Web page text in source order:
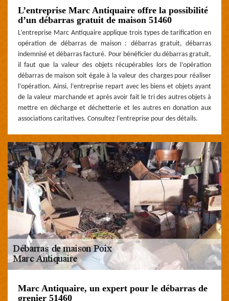
L’entreprise Marc Antiquaire offre la possibilité
d’un débarras gratuit de maison 51460
L’entreprise Marc Antiquaire applique trois types de tarification en
opération de débarras de maison : débarras gratuit, débarras
indemnisé et débarras facturé. Pour bénéficier du débarras gratuit,
il faut que la valeur des objets récupérables lors de l’opération
débarras de maison soit égale à la valeur des charges pour réaliser
l’opération. Ainsi, l’entreprise repart avec les biens et objets ayant
de la valeur marchande et après avoir fait le tri des autres objets à
mettre en décharge et déchetterie et les autres en donation aux
associations caritatives. Consultez l’entreprise pour des détails.
Marc Antiquaire, un expert pour le débarras de
grenier 51460